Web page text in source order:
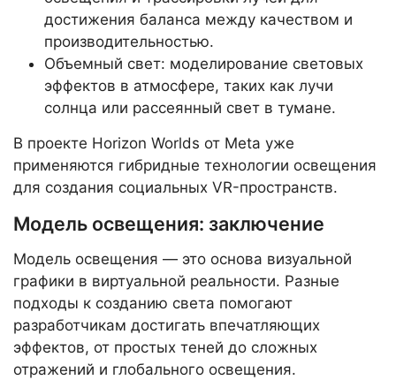
достижения баланса между качеством и
производительностью.
Объемный свет: моделирование световых
эффектов в атмосфере, таких как лучи
солнца или рассеянный свет в тумане.
В проекте Horizon Worlds от Meta уже
применяются гибридные технологии освещения
для создания социальных VR-пространств.
Модель освещения: заключение
Модель освещения — это основа визуальной
графики в виртуальной реальности. Разные
подходы к созданию света помогают
разработчикам достигать впечатляющих
эффектов, от простых теней до сложных
отражений и глобального освещения.